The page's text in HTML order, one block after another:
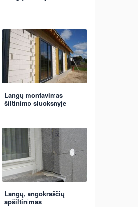
Langų montavimas
šiltinimo sluoksnyje
Langų, angokraščių
apšiltinimas